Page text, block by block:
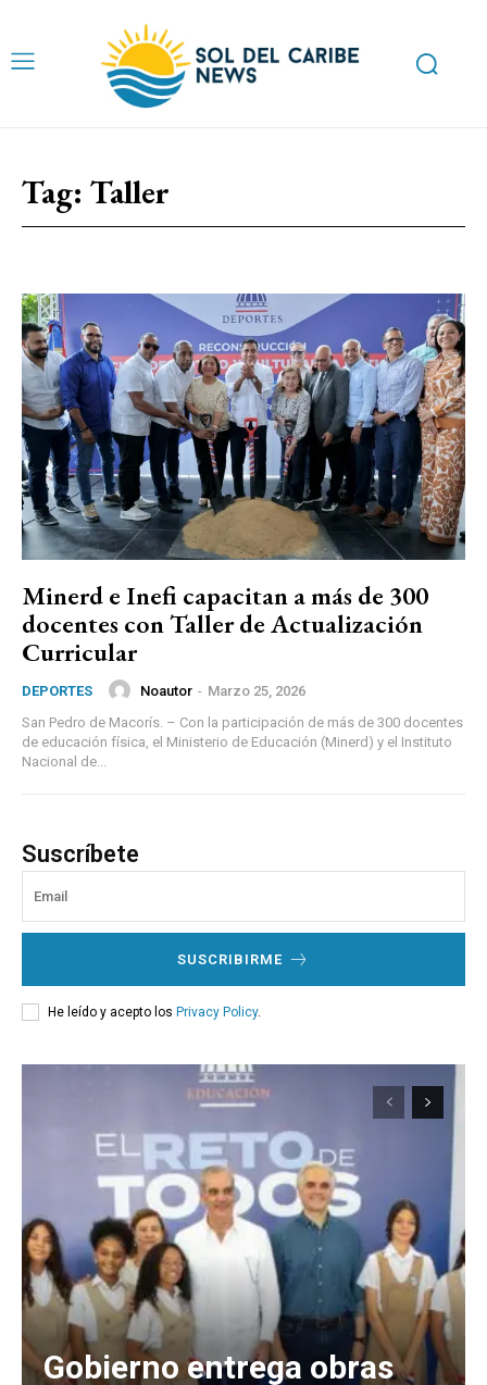
Tag: Taller
Minerd e Inefi capacitan a más de 300
docentes con Taller de Actualización
Curricular
DEPORTES Noautor - Marzo 25, 2026
San Pedro de Macorís. – Con la participación de más de 300 docentes
de educación física, el Ministerio de Educación (Minerd) y el Instituto
Nacional de...
Suscríbete
SUSCRIBIRME
He leído y acepto los Privacy Policy.
Gobierno entrega obras